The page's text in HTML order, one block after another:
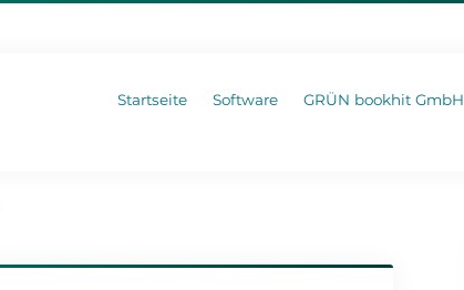
Startseite Software GRÜN bookhit GmbH